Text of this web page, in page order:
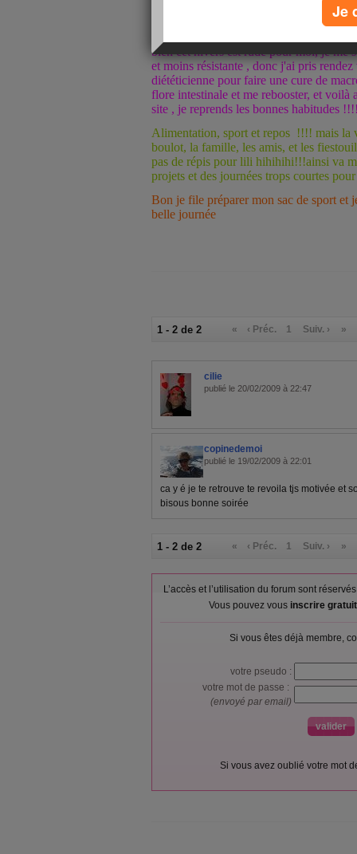
bien cet hivers est rude pour moi, je me
et moins résistante , donc j'ai pris
diététicienne pour faire une cure de
flore intestinale et me rebooster, et voilà
site , je reprends les bonnes habitudes
Alimentation, sport et repos !!!! mais la
boulot, la famille, les amis, et les
pas de répis pour lili hihihihi!!!ainsi va
projets et des journées trops courtes
Bon je file préparer mon sac de sport et
belle journée
1 - 2 de 2 « ‹ Préc. 1 Suiv. › »
cilie
publié le 20/02/2009 à 22:47
copinedemoi
publié le 19/02/2009 à 22:01
ca y é je te retrouve te revoila tjs motivée et
bisous bonne soirée
1 - 2 de 2 « ‹ Préc. 1 Suiv. › »
L’accès et l’utilisation du forum sont
Vous pouvez vous inscrire
Si vous êtes déjà membre,
votre pseudo :
votre mot de passe :
(envoyé par email)
Si vous avez oublié votre mot
Je